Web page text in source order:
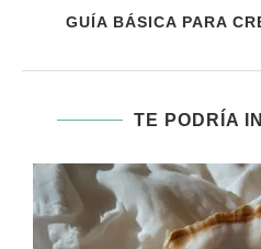
GUÍA BÁSICA PARA
TE PODRÍA